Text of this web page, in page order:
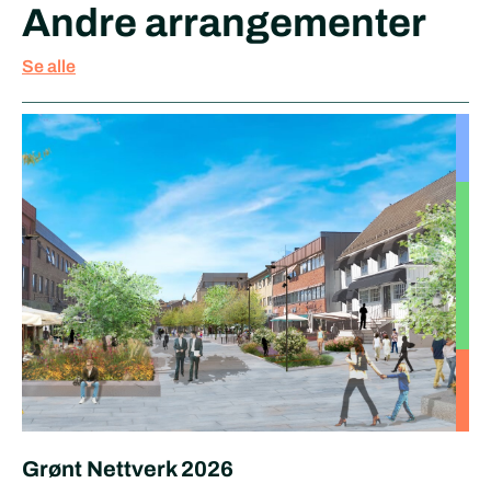
Andre arrangementer
Se alle
Grønt Nettverk 2026